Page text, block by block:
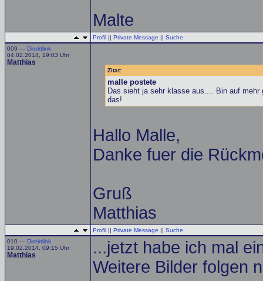
Malte
Profil || Private Message || Suche
009 — Direktlink
04.02.2014, 19:03 Uhr
Matthias
Zitat:
malle postete
Das sieht ja sehr klasse aus.... Bin auf
das!
Hallo Malle,
Danke fuer die
Gruß
Matthias
Profil || Private Message || Suche
010 — Direktlink
19.02.2014, 09:15 Uhr
Matthias
...jetzt habe ich mal
Weitere Bilder folgen